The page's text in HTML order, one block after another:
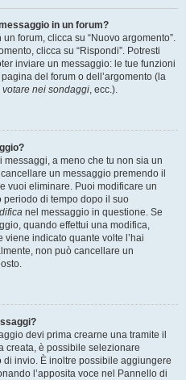
in un forum?
forum, clicca su “Nuovo argomento”.
clicca su “Rispondi”. Potresti
inviare un messaggio: le tue funzioni
del forum o dell’argomento (la
votare nei sondaggi, ecc.).
a meno che tu non sia un
un messaggio premendo il
vuoi eliminare. Puoi modificare un
periodo di tempo dopo il suo
nel messaggio in questione. Se
quando effettui una modifica,
indicato quante volte l’hai
non può cancellare un
devi prima crearne una tramite il
creata, è possibile selezionare
di invio. È inoltre possibile aggiungere
l’apposita voce nel Pannello di